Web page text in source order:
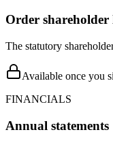
Order shareholder
The statutory
Available once you
FINANCIALS
Annual statements